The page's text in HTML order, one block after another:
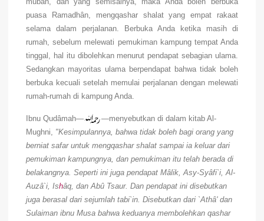
puasa Ramadhân, mengqashar shalat yang empat rakaat
selama dalam perjalanan. Berbuka Anda ketika masih di
rumah, sebelum melewati pemukiman kampung tempat Anda
tinggal, hal itu dibolehkan menurut pendapat sebagian ulama.
Sedangkan mayoritas ulama berpendapat bahwa tidak boleh
berbuka kecuali setelah memulai perjalanan dengan melewati
rumah-rumah di kampung Anda.
Ibnu Qudâmah—
—menyebutkan di dalam kitab Al-
Mughni, "Kesimpulannya, bahwa tidak boleh bagi orang yang
berniat safar untuk mengqashar shalat sampai ia keluar dari
pemukiman kampungnya, dan pemukiman itu telah berada di
belakangnya. Seperti ini juga pendapat Mâlik, Asy-Syâfi`i, Al-
Auzâ`i, Ishâq, dan Abû Tsaur. Dan pendapat ini disebutkan
juga berasal dari sejumlah tabi`in. Disebutkan dari `Athâ' dan
Sulaiman ibnu Musa bahwa keduanya membolehkan qashar